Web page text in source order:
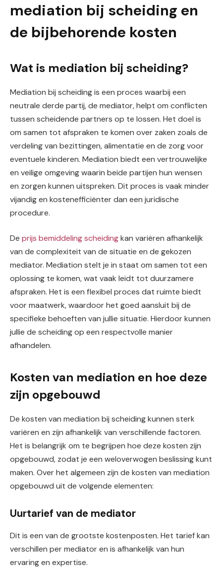
mediation bij scheiding en
de bijbehorende kosten
Wat is mediation bij scheiding?
Mediation bij scheiding is een proces waarbij een
neutrale derde partij, de mediator, helpt om conflicten
tussen scheidende partners op te lossen. Het doel is
om samen tot afspraken te komen over zaken zoals de
verdeling van bezittingen, alimentatie en de zorg voor
eventuele kinderen. Mediation biedt een vertrouwelijke
en veilige omgeving waarin beide partijen hun wensen
en zorgen kunnen uitspreken. Dit proces is vaak minder
vijandig en kostenefficiënter dan een juridische
procedure.
De prijs bemiddeling scheidingkan variëren afhankelijk
van de complexiteit van de situatie en de gekozen
mediator. Mediation stelt je in staat om samen tot een
oplossing te komen, wat vaak leidt tot duurzamere
afspraken. Het is een flexibel proces dat ruimte biedt
voor maatwerk, waardoor het goed aansluit bij de
specifieke behoeften van jullie situatie. Hierdoor kunnen
jullie de scheiding op een respectvolle manier
afhandelen.
Kosten van mediation en hoe deze
zijn opgebouwd
De kosten van mediation bij scheiding kunnen sterk
variëren en zijn afhankelijk van verschillende factoren.
Het is belangrijk om te begrijpen hoe deze kosten zijn
opgebouwd, zodat je een weloverwogen beslissing kunt
maken. Over het algemeen zijn de kosten van mediation
opgebouwd uit de volgende elementen:
Uurtarief van de mediator
Dit is een van de grootste kostenposten. Het tarief kan
verschillen per mediator en is afhankelijk van hun
ervaring en expertise.